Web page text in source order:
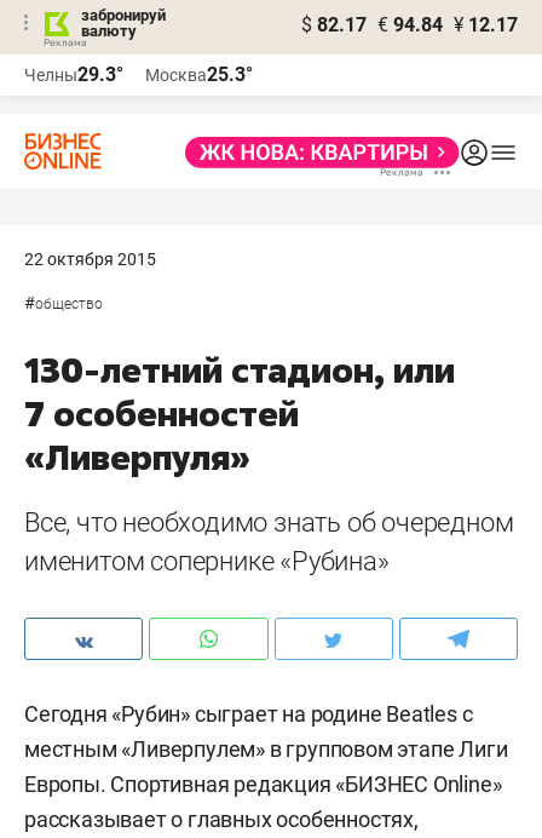
забронируй
валюту
$ 82.17 € 94.84 ¥ 12.17
Челны29.3° Москва25.3°
22 октября 2015
#общество
130-летний стадион, или
7 особенностей
«Ливерпуля»
Все, что необходимо знать об очередном
именитом сопернике «Рубина»
Сегодня «Рубин» сыграет на родине Beatles с
местным «Ливерпулем» в групповом этапе Лиги
Европы. Спортивная редакция «БИЗНЕС Online»
рассказывает о главных особенностях,